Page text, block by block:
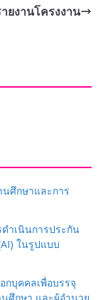
ยงานโครงงาน
ศึกษาและการ
ำเนินการประกัน
ในรูปแบบ
กบุคคลเพื่อบรรจุ